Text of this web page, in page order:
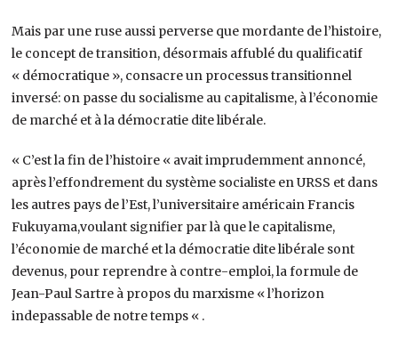
Mais par une ruse aussi perverse que mordante de l’histoire,
le concept de transition, désormais affublé du qualificatif
« démocratique », consacre un processus transitionnel
inversé: on passe du socialisme au capitalisme, à l’économie
de marché et à la démocratie dite libérale.
« C’est la fin de l’histoire « avait imprudemment annoncé,
après l’effondrement du système socialiste en URSS et dans
les autres pays de l’Est, l’universitaire américain Francis
Fukuyama,voulant signifier par là que le capitalisme,
l’économie de marché et la démocratie dite libérale sont
devenus, pour reprendre à contre-emploi, la formule de
Jean-Paul Sartre à propos du marxisme « l’horizon
indepassable de notre temps « .